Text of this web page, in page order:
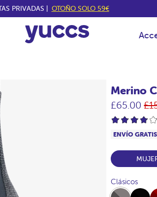
PRIVADAS | OTOÑO SOLO 59€
Merino
£65.00
ENVÍO GRATIS
Clásicos